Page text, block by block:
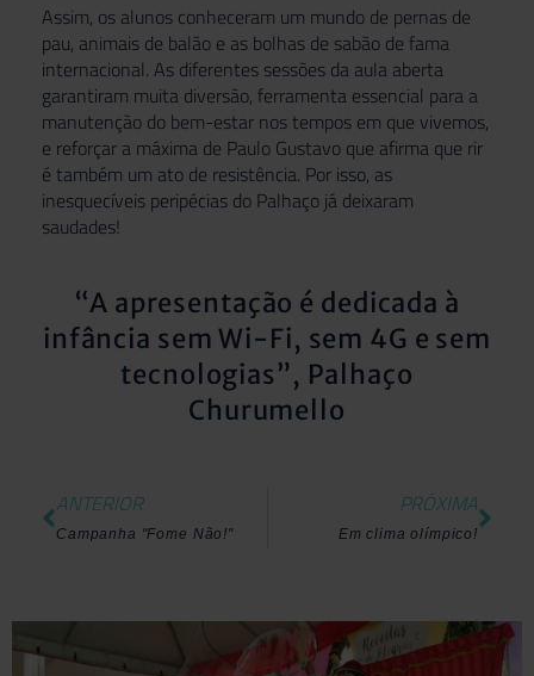
Assim, os alunos conheceram um mundo de pernas de
pau, animais de balão e as bolhas de sabão de fama
internacional. As diferentes sessões da aula aberta
garantiram muita diversão, ferramenta essencial para a
manutenção do bem-estar nos tempos em que vivemos,
e reforçar a máxima de Paulo Gustavo que afirma que rir
é também um ato de resistência. Por isso, as
inesquecíveis peripécias do Palhaço já deixaram
saudades!
“A apresentação é dedicada à
infância sem Wi-Fi, sem 4G e sem
tecnologias”, Palhaço
Churumello
ANTERIOR
Campanha "Fome Não!"
PRÓXIMA
Em clima olímpico!